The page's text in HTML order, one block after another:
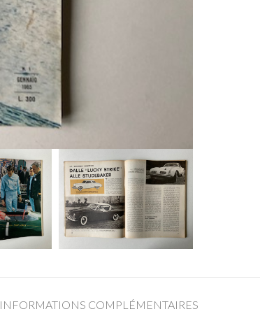
INFORMATIONS COMPLÉMENTAIRES